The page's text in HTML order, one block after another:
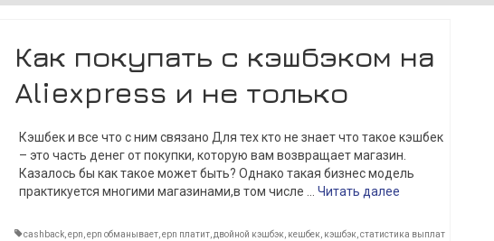
Как покупать с кэшбэком на
Aliexpress и не только
Кэшбек и все что с ним связано Для тех кто не знает что такое кэшбек
– это часть денег от покупки, которую вам возвращает магазин.
Казалось бы как такое может быть? Однако такая бизнес модель
практикуется многими магазинами,в том числе … Читать далее
cashback, epn epn обманывает, epn платит, двойной кэшбэк кешбек кэшбэк статистика выплат